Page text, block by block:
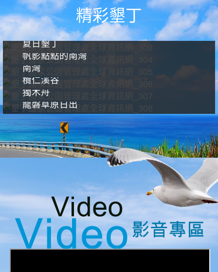
精彩墾丁
夏日墾丁
帆影點點的南灣
南灣
欖仁溪谷
獨木舟
龍磐草原日出